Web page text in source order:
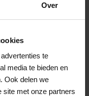
Over
te
media te bieden en
Ook delen we
site met onze partners